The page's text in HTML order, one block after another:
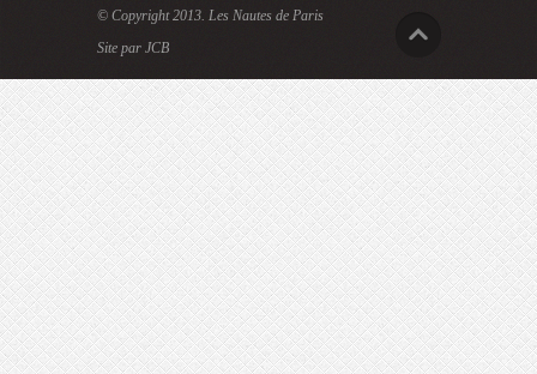
© Copyright 2013. Les Nautes de Paris
Site par JCB